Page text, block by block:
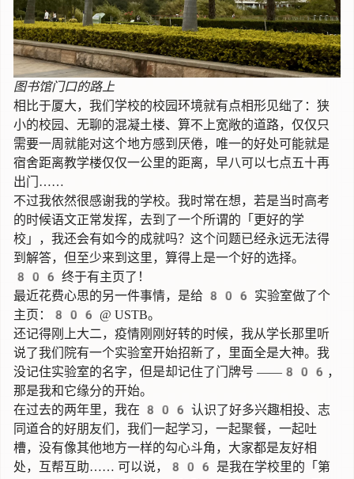
图书馆门口的路上
相比于厦大，我们学校的校园环境就有点相形见绌了：狭
小的校园、无聊的混凝土楼、算不上宽敞的道路，仅仅只
需要一周就能对这个地方感到厌倦，唯一的好处可能就是
宿舍距离教学楼仅仅一公里的距离，早八可以七点五十再
出门……
不过我依然很感谢我的学校。我时常在想，若是当时高考
的时候语文正常发挥，去到了一个所谓的「更好的学
校」，我还会有如今的成就吗？这个问题已经永远无法得
到解答，但至少来到这里，算得上是一个好的选择。
806 终于有主页了！
最近花费心思的另一件事情，是给 806 实验室做了个
主页：
806 @ USTB。
还记得刚上大二，疫情刚刚好转的时候，我从学长那里听
说了我们院有一个实验室开始招新了，里面全是大神。我
没记住实验室的名字，但是却记住了门牌号 ——806，
那是我和它缘分的开始。
在过去的两年里，我在 806 认识了好多兴趣相投、志
同道合的好朋友们，我们一起学习，一起聚餐，一起吐
槽，没有像其他地方一样的勾心斗角，大家都是友好相
处，互帮互助…… 可以说，806 是我在学校里的「第